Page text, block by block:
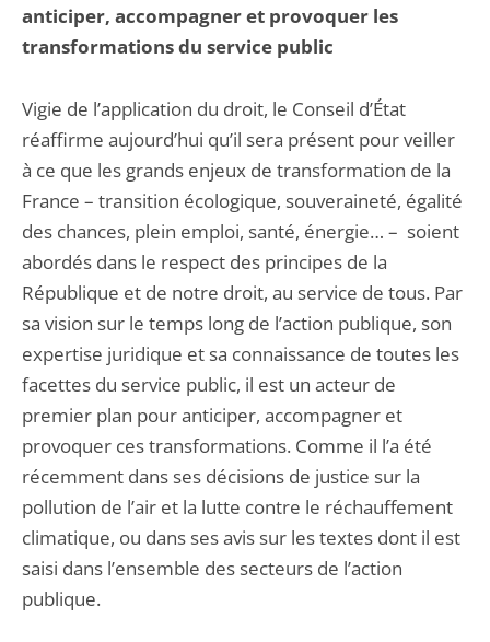
anticiper, accompagner et provoquer les
transformations du service public
Vigie de l’application du droit, le Conseil d’État
réaffirme aujourd’hui qu’il sera présent pour veiller
à ce que les grands enjeux de transformation de la
France – transition écologique, souveraineté, égalité
des chances, plein emploi, santé, énergie… – soient
abordés dans le respect des principes de la
République et de notre droit, au service de tous. Par
sa vision sur le temps long de l’action publique, son
expertise juridique et sa connaissance de toutes les
facettes du service public, il est un acteur de
premier plan pour anticiper, accompagner et
provoquer ces transformations. Comme il l’a été
récemment dans ses décisions de justice sur la
pollution de l’air et la lutte contre le réchauffement
climatique, ou dans ses avis sur les textes dont il est
saisi dans l’ensemble des secteurs de l’action
publique.